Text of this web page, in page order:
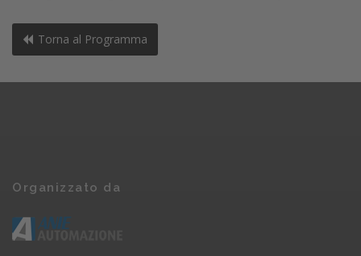
Torna al Programma
Organizzato da